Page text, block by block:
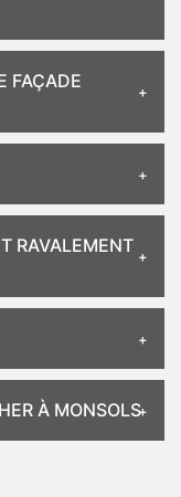
FAÇADE
RAVALEMENT
À MONSOLS